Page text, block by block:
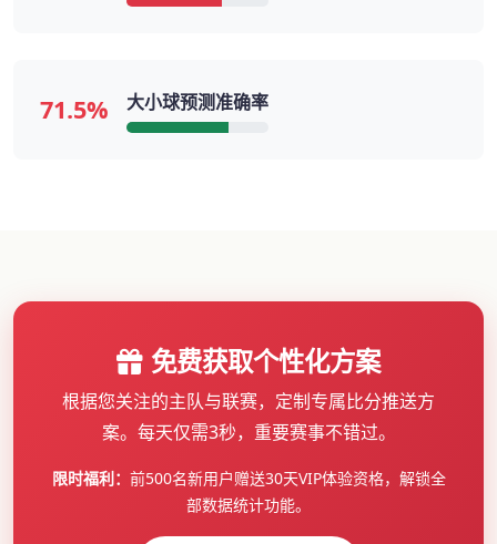
71.5% 大小球预测准确率
免费获取个性化方案
根据您关注的主队与联赛，定制专属比分推送方
案。每天仅需3秒，重要赛事不错过。
限时福利： 前500名新用户赠送30天VIP体验资格，解锁全
部数据统计功能。